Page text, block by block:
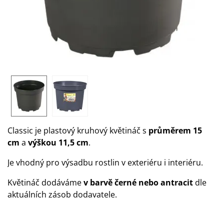
Classic je plastový kruhový květináč s průměrem 15
cm a výškou 11,5 cm.
Je vhodný pro výsadbu rostlin v exteriéru i interiéru.
Květináč dodávámev barvě černé nebo antracitdle
aktuálních zásob dodavatele.